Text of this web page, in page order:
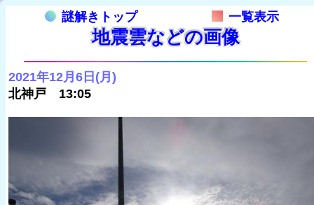
謎解きトップ 一覧表示
地震雲などの画像
2021年12月6日(月)
北神戸 13:05